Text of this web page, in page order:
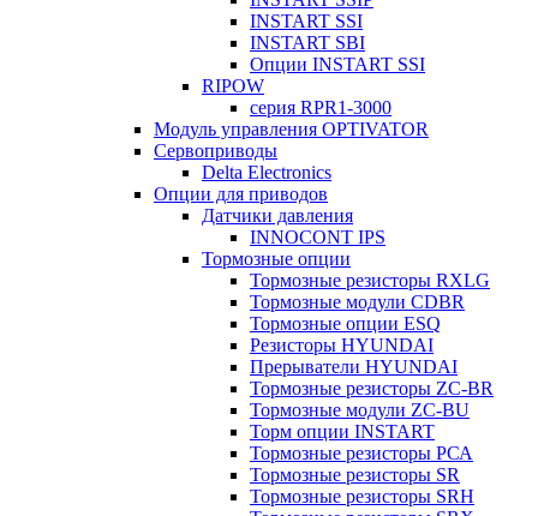
INSTART SSI
INSTART SBI
Опции INSTART SSI
RIPOW
серия RPR1-3000
Модуль управления OPTIVATOR
Сервоприводы
Delta Electronics
Опции для приводов
Датчики давления
INNOCONT IPS
Тормозные опции
Тормозные резисторы RXLG
Тормозные модули CDBR
Тормозные опции ESQ
Резисторы HYUNDAI
Прерыватели HYUNDAI
Тормозные резисторы ZC-BR
Тормозные модули ZC-BU
Торм опции INSTART
Тормозные резисторы РСА
Тормозные резисторы SR
Тормозные резисторы SRH